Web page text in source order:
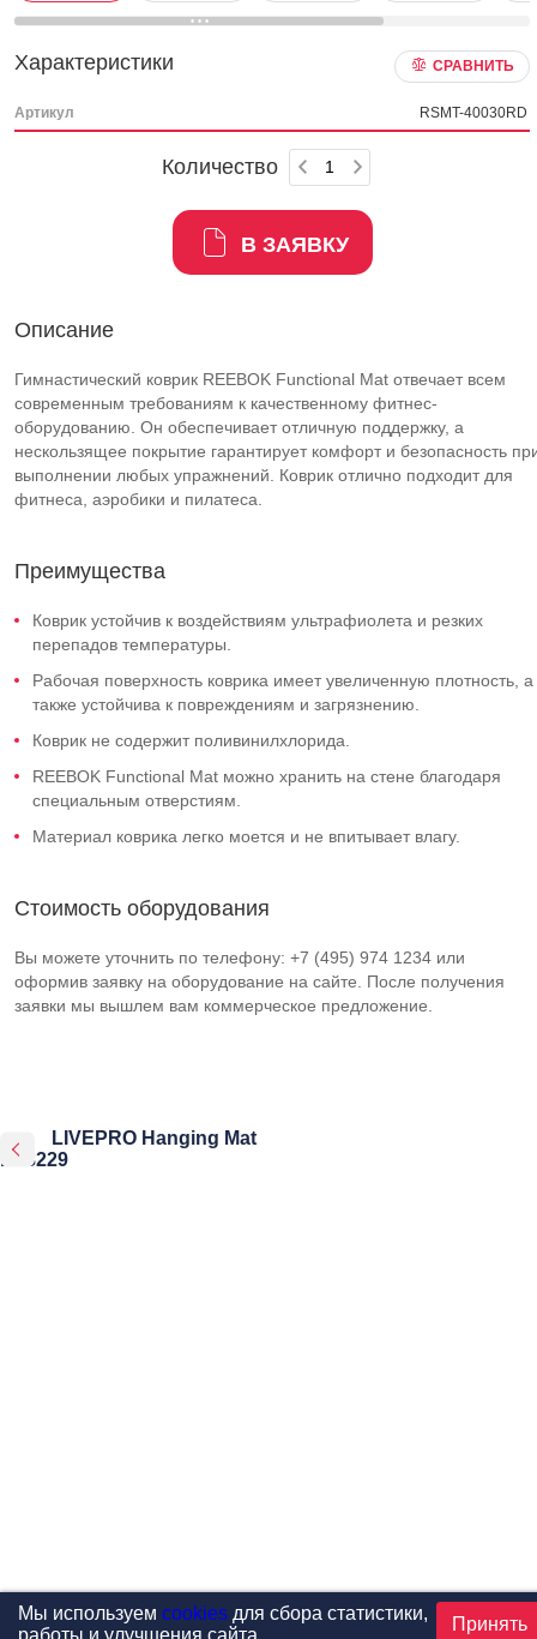
Характеристики СРАВНИТЬ
Артикул RSMT-40030RD
Количество
В ЗАЯВКУ
Описание
Гимнастический коврик REEBOK Functional Mat отвечает всем
современным требованиям к качественному фитнес-
оборудованию. Он обеспечивает отличную поддержку, а
нескользящее покрытие гарантирует комфорт и безопасность
выполнении любых упражнений. Коврик отлично подходит для
фитнеса, аэробики и пилатеса.
Преимущества
Коврик устойчив к воздействиям ультрафиолета и резких
перепадов температуры.
Рабочая поверхность коврика имеет увеличенную плотность, а
также устойчива к повреждениям и загрязнению.
Коврик не содержит поливинилхлорида.
REEBOK Functional Mat можно хранить на стене благодаря
специальным отверстиям.
Материал коврика легко моется и не впитывает влагу.
Стоимость оборудования
Вы можете уточнить по телефону: +7 (495) 974 1234 или
оформив заявку на оборудование на сайте. После получения
заявки мы вышлем вам коммерческое предложение.
LIVEPRO Hanging Mat
LP8229
Мы используем cookiesдля сбора статистики,
работы и улучшения сайта
Принять